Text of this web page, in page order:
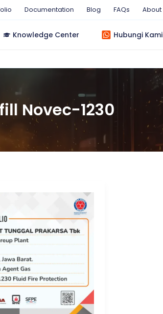
Documentation Blog FAQs About
Knowledge Center Hubungi Kami
Novec-1230